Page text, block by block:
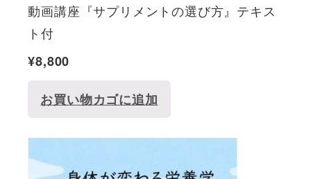
動画講座『サプリメントの選び方』テキス
ト付
¥8,800
お買い物カゴに追加